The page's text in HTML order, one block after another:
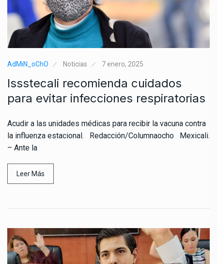
AdMiN_oChO Noticias 7 enero, 2025
Issstecali recomienda cuidados
para evitar infecciones respiratorias
Acudir a las unidades médicas para recibir la vacuna contra
la influenza estacional. Redacción/Columnaocho Mexicali.
– Ante la
Leer Más